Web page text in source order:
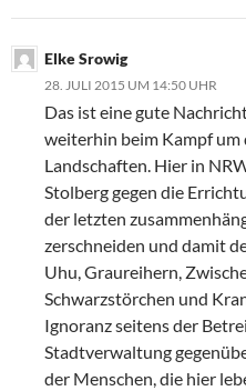
Elke Srowig
28. JULI 2015 UM 14:50 UHR
Das ist eine gute
weiterhin beim Kampf um
Landschaften. Hier in
Stolberg gegen die
der letzten
zerschneiden und damit
Uhu, Graureihern,
Schwarzstörchen und
Ignoranz seitens der
Stadtverwaltung
der Menschen, die hier